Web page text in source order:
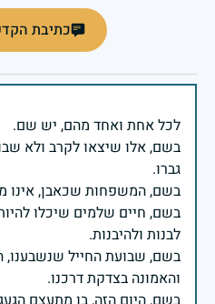
כתיבת
בשם, אלו שיצאו לקרב ולא
בשם, חיים שלמים שיכלו
בשם, שבועת החייל שנשבענו,